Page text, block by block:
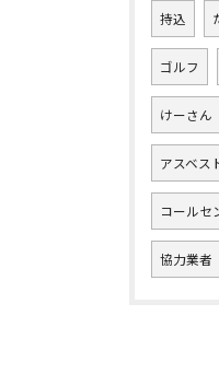
持込
ゴルフ
けーさん
アスベス
コールセ
協力業者